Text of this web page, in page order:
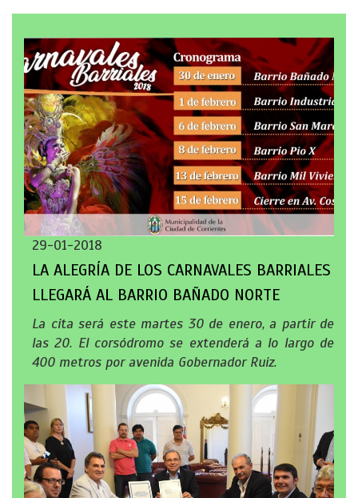
29-01-2018
LA ALEGRÍA DE LOS CARNAVALES BARRIALES
LLEGARÁ AL BARRIO BAÑADO NORTE
La cita será este martes 30 de enero, a partir de
las 20. El corsódromo se extenderá a lo largo de
400 metros por avenida Gobernador Ruiz.